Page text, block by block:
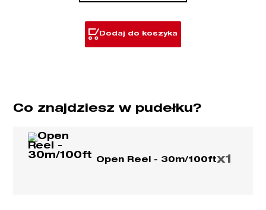
długa
otwarta
Dodaj do koszyka
Co znajdziesz w pudełku?
Open Reel - 30m/100ftx1